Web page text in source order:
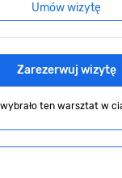
Umów wizytę
Zarezerwuj wizytę
ten warsztat w